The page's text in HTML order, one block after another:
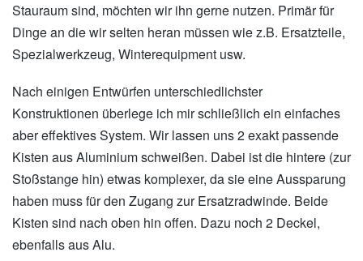
Stauraum sind, möchten wir ihn gerne nutzen. Primär für
Dinge an die wir selten heran müssen wie z.B. Ersatzteile,
Spezialwerkzeug, Winterequipment usw.
Nach einigen Entwürfen unterschiedlichster
Konstruktionen überlege ich mir schließlich ein einfaches
aber effektives System. Wir lassen uns 2 exakt passende
Kisten aus Aluminium schweißen. Dabei ist die hintere (zur
Stoßstange hin) etwas komplexer, da sie eine Aussparung
haben muss für den Zugang zur Ersatzradwinde. Beide
Kisten sind nach oben hin offen. Dazu noch 2 Deckel,
ebenfalls aus Alu.